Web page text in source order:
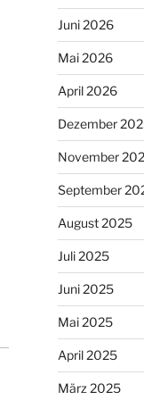
Juni 2026
Mai 2026
April 2026
Dezember
November
September
August 2025
Juli 2025
Juni 2025
Mai 2025
April 2025
März 2025